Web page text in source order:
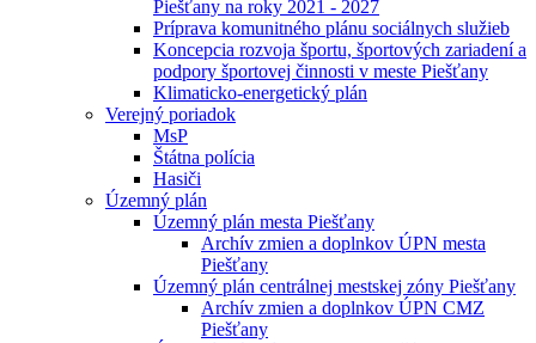
Piešťany na roky 2021 - 2027
Príprava komunitného plánu sociálnych služieb
Koncepcia rozvoja športu, športových zariadení a
podpory športovej činnosti v meste Piešťany
Klimaticko-energetický plán
Verejný poriadok
MsP
Štátna polícia
Hasiči
Územný plán
Územný plán mesta Piešťany
Archív zmien a doplnkov ÚPN mesta
Piešťany
Územný plán centrálnej mestskej zóny Piešťany
Archív zmien a doplnkov ÚPN CMZ
Piešťany